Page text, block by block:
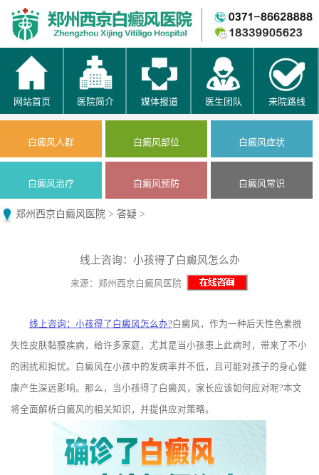
网站首页 医院简介 媒体报道 医生团队 来院路线
白癜风人群 白癜风部位 白癜风症状
白癜风治疗 白癜风预防 白癜风常识
郑州西京白癜风医院 > 答疑 >
线上咨询：小孩得了白癜风怎么办
来源：郑州西京白癜风医院
线上咨询：小孩得了白癜风怎么办?白癜风，作为一种后天性色素脱
失性皮肤黏膜疾病，给许多家庭，尤其是当小孩患上此病时，带来了不小
的困扰和担忧。白癜风在小孩中的发病率并不低，且可能对孩子的身心健
康产生深远影响。那么，当小孩得了白癜风，家长应该如何应对呢?本文
将全面解析白癜风的相关知识，并提供应对策略。